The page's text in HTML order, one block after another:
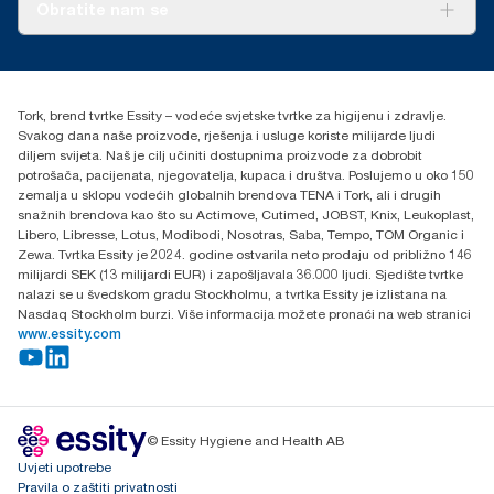
+385 913 900 004
H-1021 Budapest
Budakeszi út 51.
Tork, brend tvrtke Essity – vodeće svjetske tvrtke za higijenu i zdravlje.
Svakog dana naše proizvode, rješenja i usluge koriste milijarde ljudi
diljem svijeta. Naš je cilj učiniti dostupnima proizvode za dobrobit
potrošača, pacijenata, njegovatelja, kupaca i društva. Poslujemo u oko 150
zemalja u sklopu vodećih globalnih brendova TENA i Tork, ali i drugih
snažnih brendova kao što su Actimove, Cutimed, JOBST, Knix, Leukoplast,
Libero, Libresse, Lotus, Modibodi, Nosotras, Saba, Tempo, TOM Organic i
Zewa. Tvrtka Essity je 2024. godine ostvarila neto prodaju od približno 146
milijardi SEK (13 milijardi EUR) i zapošljavala 36.000 ljudi. Sjedište tvrtke
nalazi se u švedskom gradu Stockholmu, a tvrtka Essity je izlistana na
Nasdaq Stockholm burzi. Više informacija možete pronaći na web stranici
www.essity.com
© Essity Hygiene and Health AB
Uvjeti upotrebe
Pravila o zaštiti privatnosti